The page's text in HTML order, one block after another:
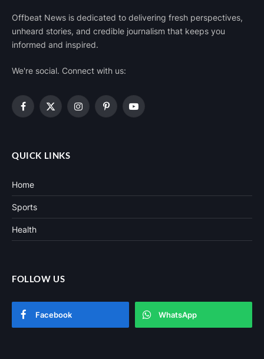
Offbeat News is dedicated to delivering fresh perspectives,
unheard stories, and credible journalism that keeps you
informed and inspired.
We're social. Connect with us:
Facebook
X
InstagramPinterestYouTube
QUICK LINKS
Home
Sports
Health
FOLLOW US
Facebook WhatsApp